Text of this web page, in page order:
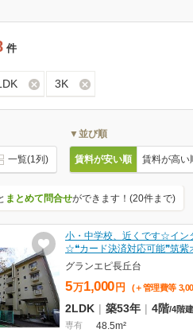
件
3K
一覧(1列)
▼並び順
賃料が安い順 賃料が高い
まとめて問合せができます！(20件まで)
小・中学校、近くです☆イン
☆❝カード決済対応可能❞筑
グランエピ長丘台
5万1,000 円 (＋管理費等
2LDK | 築53年 | 4階/4階建
専有
48.5m²